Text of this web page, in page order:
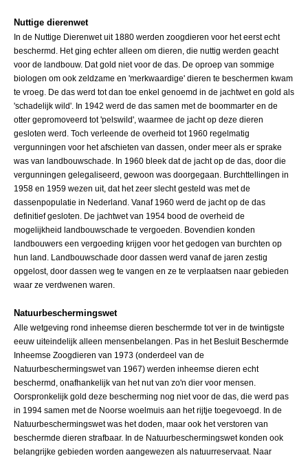
Nuttige dierenwet
In de Nuttige Dierenwet uit 1880 werden zoogdieren voor het eerst echt
beschermd. Het ging echter alleen om dieren, die nuttig werden geacht
voor de landbouw. Dat gold niet voor de das. De oproep van sommige
biologen om ook zeldzame en 'merkwaardige' dieren te beschermen kwam
te vroeg. De das werd tot dan toe enkel genoemd in de jachtwet en gold als
'schadelijk wild'. In 1942 werd de das samen met de boommarter en de
otter gepromoveerd tot 'pelswild', waarmee de jacht op deze dieren
gesloten werd. Toch verleende de overheid tot 1960 regelmatig
vergunningen voor het afschieten van dassen, onder meer als er sprake
was van landbouwschade. In 1960 bleek dat de jacht op de das, door die
vergunningen gelegaliseerd, gewoon was doorgegaan. Burchttellingen in
1958 en 1959 wezen uit, dat het zeer slecht gesteld was met de
dassenpopulatie in Nederland. Vanaf 1960 werd de jacht op de das
definitief gesloten. De jachtwet van 1954 bood de overheid de
mogelijkheid landbouwschade te vergoeden. Bovendien konden
landbouwers een vergoeding krijgen voor het gedogen van burchten op
hun land. Landbouwschade door dassen werd vanaf de jaren zestig
opgelost, door dassen weg te vangen en ze te verplaatsen naar gebieden
waar ze verdwenen waren.
Natuurbeschermingswet
Alle wetgeving rond inheemse dieren beschermde tot ver in de twintigste
eeuw uiteindelijk alleen mensenbelangen. Pas in het Besluit Beschermde
Inheemse Zoogdieren van 1973 (onderdeel van de
Natuurbeschermingswet van 1967) werden inheemse dieren echt
beschermd, onafhankelijk van het nut van zo'n dier voor mensen.
Oorspronkelijk gold deze bescherming nog niet voor de das, die werd pas
in 1994 samen met de Noorse woelmuis aan het rijtje toegevoegd. In de
Natuurbeschermingswet was het doden, maar ook het verstoren van
beschermde dieren strafbaar. In de Natuurbeschermingswet konden ook
belangrijke gebieden worden aangewezen als natuurreservaat. Naar